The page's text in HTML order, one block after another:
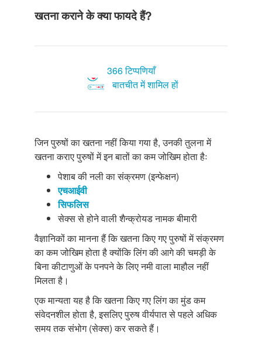
खतना कराने के क्या फायदे हैं?
366 टिप्पणियाँ
बातचीत में शामिल हों
जिन पुरुषों का खतना नहीं किया गया है, उनकी तुलना में
खतना कराए पुरुषों में इन बातों का कम जोखिम होता हैः
पेशाब की नली का संक्रमण (इन्फेक्षन)
एचआईवी
सिफलिस
सेक्स से होने वाली शैन्क्रोयड नामक बीमारी
वैज्ञानिकों का मानना हैं कि खतना किए गए पुरुषों में संक्रमण
का कम जोखिम होता है क्योंकि लिंग की आगे की चमड़ी के
बिना कीटाणुओं के पनपने के लिए नमी वाला माहौल नहीं
मिलता है।
एक मान्यता यह है कि खतना किए गए लिंग का मुंड कम
संवेदनशील होता है, इसलिए पुरुष वीर्यपात से पहले अधिक
समय तक संभोग (सेक्स) कर सकते हैं।